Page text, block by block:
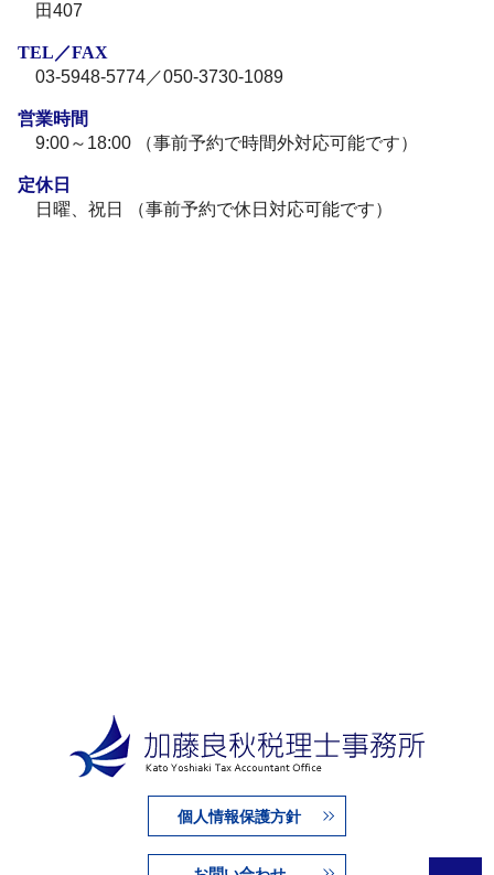
田407
TEL／FAX
03-5948-5774／050-3730-1089
営業時間
9:00～18:00 （事前予約で時間外対応可能です）
定休日
日曜、祝日 （事前予約で休日対応可能です）
個人情報保護方針